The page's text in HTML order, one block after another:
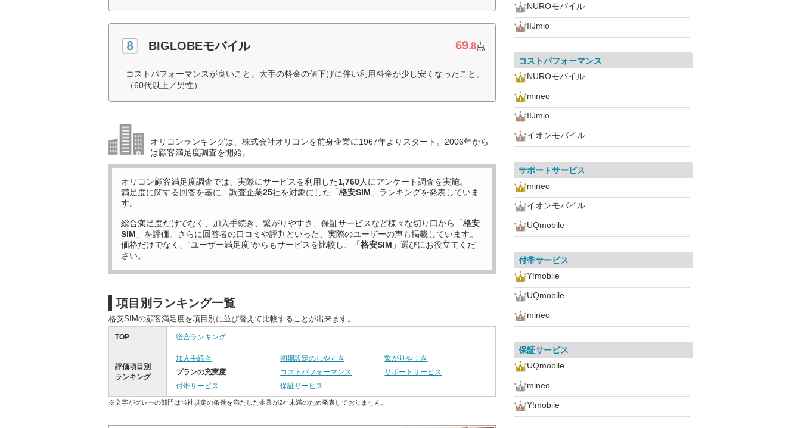
BIGLOBEモバイル 69.8点
コストパフォーマンスが良いこと。大手の料金の値下げに伴い利用料金が少し安くなったこと。
（60代以上／男性）
オリコンランキングは、株式会社オリコンを前身企業に1967年よりスタート。2006年から
は顧客満足度調査を開始。
オリコン顧客満足度調査では、実際にサービスを利用した1,760人にアンケート調査を実施。
満足度に関する回答を基に、調査企業25社を対象にした「格安SIM 」ランキングを発表していま
す。
総合満足度だけでなく、加入手続き、繋がりやすさ、保証サービスなど様々な切り口から「格安
SIM 」を評価。さらに回答者の口コミや評判といった、実際のユーザーの声も掲載しています。
価格だけでなく、“ユーザー満足度”からもサービスを比較し、「格安SIM 」選びにお役立てくだ
さい。
項目別ランキング一覧
格安SIMの顧客満足度を項目別に並び替えて比較することが出来ます。
TOP 総合ランキング
評価項目別
ランキング
加入手続き 初期設定のしやすさ
繋がりやすさ
プランの充実度
コストパフォーマンス
サポートサービス
付帯サービス
保証サービス
※文字がグレーの部門は当社規定の条件を満たした企業が2社未満のため発表しておりません。
NUROモバイル
IIJmio
コストパフォーマンス
NUROモバイル
mineo
IIJmio
イオンモバイル
サポートサービス
mineo
イオンモバイル
UQmobile
付帯サービス
Y!mobile
UQmobile
mineo
保証サービス
UQmobile
mineo
Y!mobile